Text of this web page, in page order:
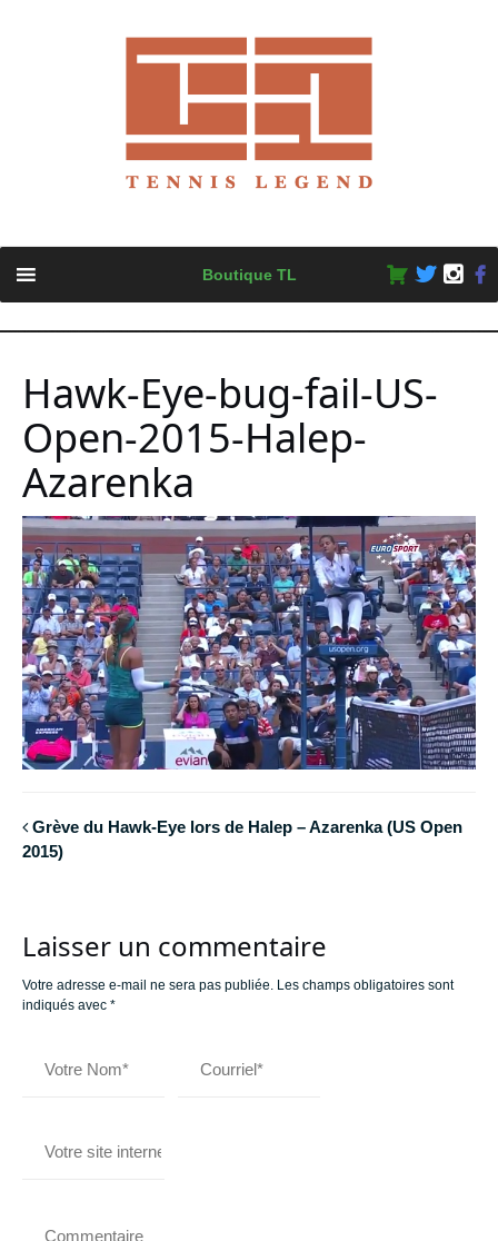
content
Boutique TL
Hawk-Eye-bug-fail-US-
Open-2015-Halep-
Azarenka
Grève du Hawk-Eye lors de Halep – Azarenka (US Open
2015)
Laisser un commentaire
Votre adresse e-mail ne sera pas publiée. Les champs obligatoires sont
indiqués avec *